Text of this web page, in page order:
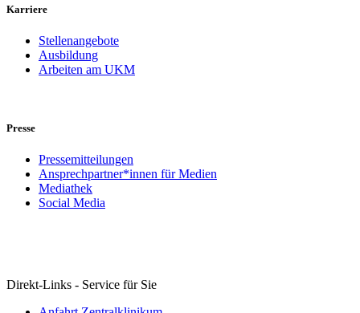
Karriere
Stellenangebote
Ausbildung
Arbeiten am UKM
Presse
Pressemitteilungen
Ansprechpartner*innen für Medien
Mediathek
Social Media
Direkt-Links - Service für Sie